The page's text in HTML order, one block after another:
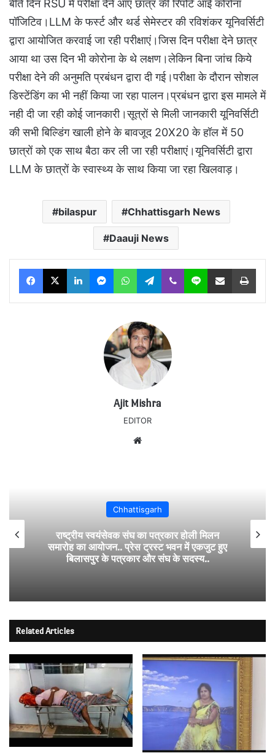
बीते दिन RSU में परीक्षा देने आए छात्र की रिपोर्ट आई कोरोना
पॉजिटिव।LLM के फर्स्ट और थर्ड सेमेस्टर की रविशंकर यूनिवर्सिटी
द्वारा आयोजित करवाई जा रही परीक्षाएं।जिस दिन परीक्षा देने छात्र
आया था उस दिन भी कोरोना के थे लक्षण।लेकिन बिना जांच किये
परीक्षा देने की अनुमति प्रबंधन द्वारा दी गई।परीक्षा के दौरान सोशल
डिस्टेंडिंग का भी नहीं किया जा रहा पालन।प्रबंधन द्वारा इस मामले में
नही दी जा रही कोई जानकारी।सूत्रों से मिली जानकारी यूनिवर्सिटी
की सभी बिल्डिंग खाली होने के बावजूद 20X20 के हॉल में 50
छात्रों को एक साथ बैठा कर ली जा रही परीक्षाएं।यूनिवर्सिटी द्वारा
LLM के छात्रों के स्वास्थ्य के साथ किया जा रहा खिलवाड़।
bilaspur Chhattisgarh News
Daauji News
Facebook
X LinkedInMessengerWhatsAppTelegram
Viber Line Share via Email Print
Ajit Mishra
EDITOR
Chhattisgarh
राष्ट्रीय स्वयंसेवक संघ का पत्रकार होली मिलन
समारोह का आयोजन.. प्रेस ट्रस्ट भवन में एकजुट हुए
बिलासपुर के पत्रकार और संघ के सदस्य..
Related Articles